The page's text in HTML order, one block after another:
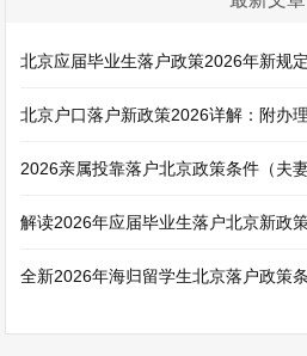
北京应届毕业生落户政策2026年新规
北京户口落户新政策2026详解：附办
2026亲属投靠落户北京政策条件（夫妻
解读2026年应届毕业生落户北京新政
全新2026年海归留学生北京落户政策